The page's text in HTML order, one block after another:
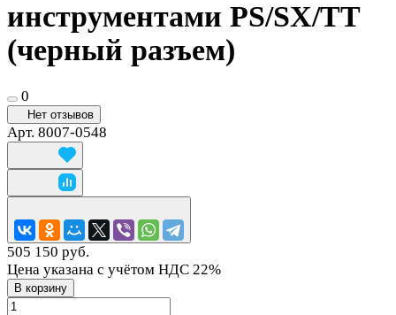
инструментами PS/SX/TT
(черный разъем)
0
Нет отзывов
Арт. 8007-0548
505 150 руб.
Цена указана с учётом НДС 22%
В корзину